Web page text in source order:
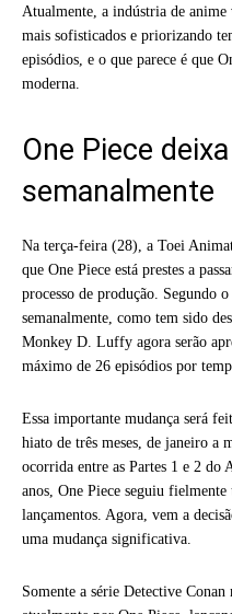
Atualmente, a indústria de anime
mais sofisticados e priorizando
episódios, e o que parece é que
moderna.
One Piece
semanalmente
Na terça-feira (28), a Toei
que One Piece está prestes a
processo de produção. Segundo
semanalmente, como tem sido
Monkey D. Luffy agora serão
máximo de 26 episódios por
Essa importante mudança será
hiato de três meses, de janeiro a
ocorrida entre as Partes 1 e 2 do
anos, One Piece seguiu
lançamentos. Agora, vem a
uma mudança significativa.
Somente a série Detective